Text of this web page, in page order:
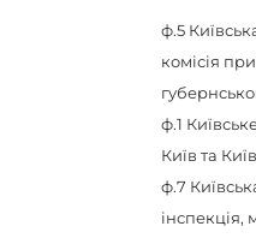
ф.5
комісія
ф.1
Київ та
ф.7
інспекція,